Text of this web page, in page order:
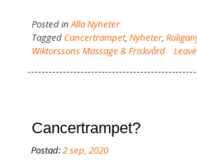
Posted inAlla Nyheter
Tagged Cancertrampet, Nyheter,
Wiktorssons Massage & Friskvård
Cancertrampet?